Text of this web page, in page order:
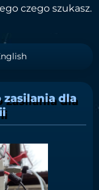
czego szukasz.
zasilania dla